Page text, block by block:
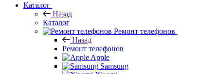
Каталог
Назад
Каталог
Ремонт телефонов
Назад
Ремонт телефонов
Apple
Samsung